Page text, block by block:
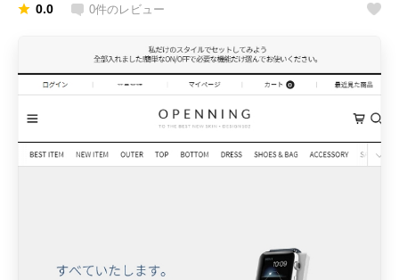
0.0 0件のレビュー